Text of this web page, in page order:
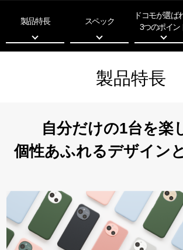
製品特長 スペック
ドコモが選ば
3つのポイン
製品特長
自分だけの1台を楽
個性あふれるデザインと